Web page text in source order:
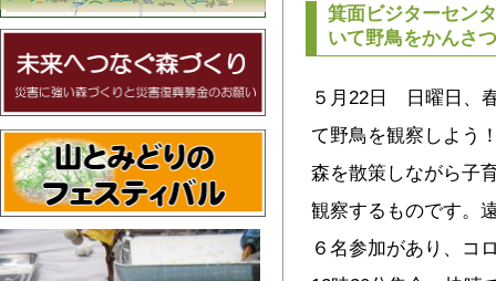
箕面ビジターセン
いて野鳥をかんさ
５月22日 日曜日、
て野鳥を観察しよう
森を散策しながら子
観察するものです。
６名参加があり、コ